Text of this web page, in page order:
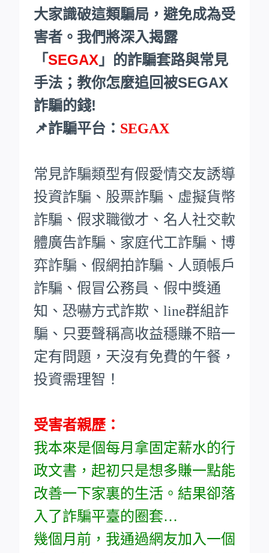
大家識破這類騙局，避免成為受
害者。我們將深入揭露
「SEGAX 」的詐騙套路與常見
手法；教你怎麼追回被SEGAX
詐騙的錢!
📌詐騙平台： SEGAX
常見詐騙類型有假愛情交友誘導
投資詐騙、股票詐騙、虛擬貨幣
詐騙、假求職徵才、名人社交軟
體廣告詐騙、家庭代工詐騙、博
弈詐騙、假網拍詐騙、人頭帳戶
詐騙、假冒公務員、假中獎通
知、恐嚇方式詐欺、line群組詐
騙、只要聲稱高收益穩賺不賠一
定有問題，天沒有免費的午餐，
投資需理智！
受害者親歷：
我本來是個每月拿固定薪水的行
政文書，起初只是想多賺一點能
改善一下家裏的生活。結果卻落
入了詐騙平臺的圈套…
幾個月前，我通過網友加入一個